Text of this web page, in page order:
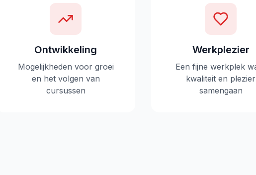
Ontwikkeling
Mogelijkheden voor groei
en het volgen van
cursussen
Werkplezier
Een fijne werkplek
kwaliteit en plezier
samengaan